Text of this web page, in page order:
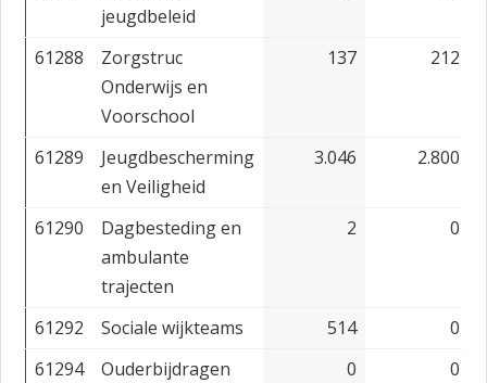
jeugdbeleid
61288
Zorgstruc
Onderwijs en
Voorschool
137 212
61289
Jeugdbescherming
en Veiligheid
3.046 2.800
61290
Dagbesteding en
ambulante
trajecten
2 0
61292 Sociale wijkteams 514
0
61294
Ouderbijdragen 0
0